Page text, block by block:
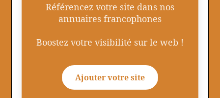
Référencez votre site dans nos
annuaires francophones
Boostez votre visibilité sur le web !
Ajouter votre site